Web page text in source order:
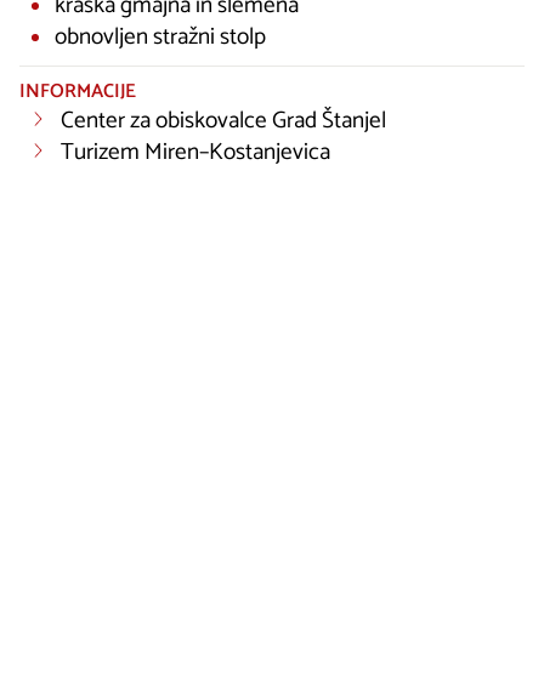
obnovljen stražni stolp
INFORMACIJE
Center za obiskovalce Grad Štanjel
Turizem Miren–Kostanjevica